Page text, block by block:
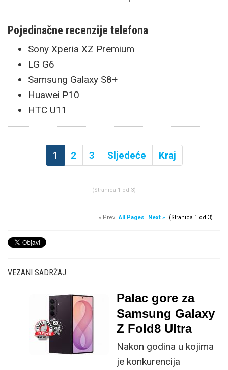
Pojedinačne recenzije telefona
Sony Xperia XZ Premium
LG G6
Samsung Galaxy S8+
Huawei P10
HTC U11
1 2 3 Sljedeće Kraj
(Stranica 1 od 3)
« Prev All Pages Next » (Stranica 1 od 3)
VEZANI SADRŽAJ:
Palac gore za
Samsung Galaxy
Z Fold8 Ultra
Nakon godina u kojima
je konkurencija